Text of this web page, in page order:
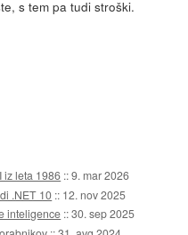
s tem pa tudi stroški.
iz leta 1986 ::9. mar 2026
.NET 10 :: 12. nov 2025
inteligence ::30. sep 2025